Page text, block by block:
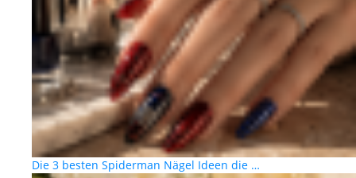
Die 3 besten Spiderman Nägel Ideen die …